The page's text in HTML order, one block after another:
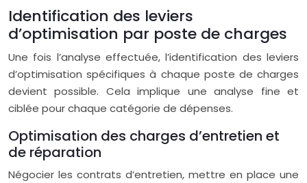
Identification des leviers
d’optimisation par poste de charges
Une fois l’analyse effectuée, l’identification des leviers
d’optimisation spécifiques à chaque poste de charges
devient possible. Cela implique une analyse fine et
ciblée pour chaque catégorie de dépenses.
Optimisation des charges d’entretien et
de réparation
Négocier les contrats d’entretien, mettre en place une